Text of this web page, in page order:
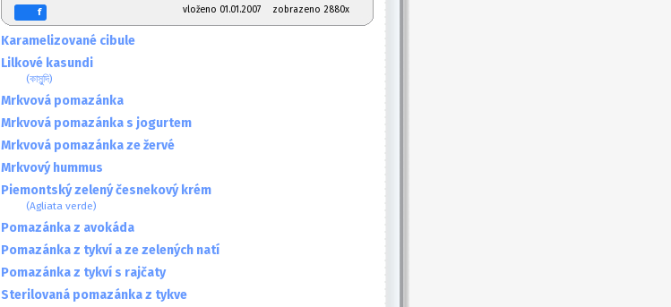
f vloženo 01.01.2007 zobrazeno 2880x
Karamelizované cibule
Lilkové kasundi
(কাসুন্দি)
Mrkvová pomazánka
Mrkvová pomazánka s jogurtem
Mrkvová pomazánka ze žervé
Mrkvový hummus
Piemontský zelený česnekový krém
(Agliata verde)
Pomazánka z avokáda
Pomazánka z tykví a ze zelených natí
Pomazánka z tykví s rajčaty
Sterilovaná pomazánka z tykve